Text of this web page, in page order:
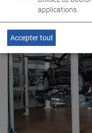
applications.
Accepter tout